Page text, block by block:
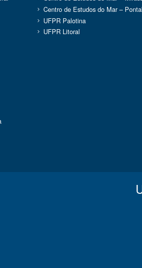
Centro de Estudos do Mar –
UFPR Palotina
UFPR Litoral